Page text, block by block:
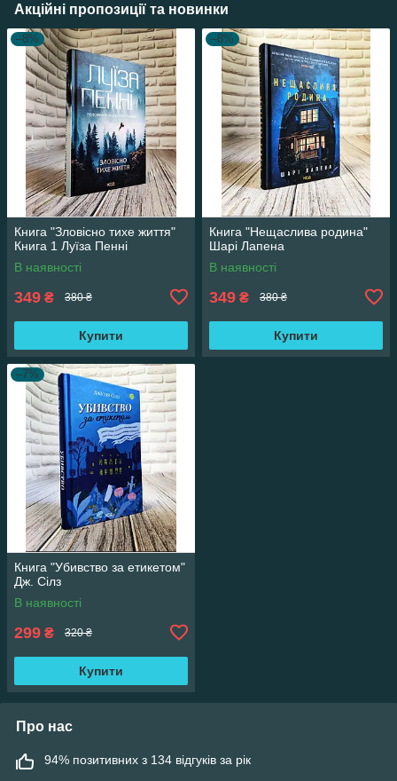
Акційні пропозиції та новинки
–8%
Книга "Зловісно тихе життя"
Книга 1 Луїза Пенні
В наявності
349 ₴ 380 ₴
Купити
–8%
Книга "Нещаслива родина"
Шарі Лапена
В наявності
349 ₴ 380 ₴
Купити
–7%
Книга "Убивство за етикетом"
Дж. Сілз
В наявності
299 ₴ 320 ₴
Купити
Про нас
94% позитивних з 134 відгуків за рік